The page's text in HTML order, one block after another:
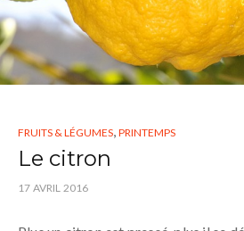
FRUITS & LÉGUMES PRINTEMPS
Le citron
17 AVRIL 2016